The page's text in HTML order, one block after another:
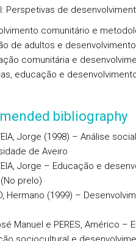
Perspetivas de
comunitário e
de adultos e
comunitária e
educação e
bibliography
Jorge (1998) – Análise
de Aveiro
Jorge – Educação e
prelo)
Hermano (1999) –
Manuel e PERES, Américo